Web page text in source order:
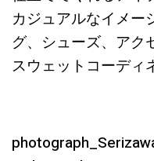
カジュアルなイメー
グ、シューズ、アク
スウェットコーディ